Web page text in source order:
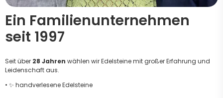
Ein Familienunternehmen
seit 1997
Seit über 28 Jahren wählen wir Edelsteine mit großer Erfahrung und
Leidenschaft aus.
• ✨ handverlesene Edelsteine